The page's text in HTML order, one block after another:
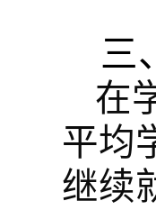
三
在
平均
继续